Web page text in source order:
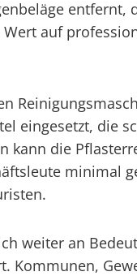
auf
eingesetzt, die
kann die
minimal
weiter an
Kommunen,